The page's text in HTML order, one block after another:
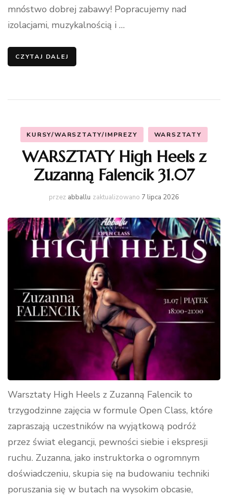
mnóstwo dobrej zabawy! Popracujemy nad
izolacjami, muzykalnością i …
CZYTAJ DALEJ
KURSY/WARSZTATY/IMPREZY WARSZTATY
WARSZTATY High Heels z
Zuzanną Falencik 31.07
przez abballu zaktualizowano 7 lipca 2026
Warsztaty High Heels z Zuzanną Falencik to
trzygodzinne zajęcia w formule Open Class, które
zapraszają uczestników na wyjątkową podróż
przez świat elegancji, pewności siebie i ekspresji
ruchu. Zuzanna, jako instruktorka o ogromnym
doświadczeniu, skupia się na budowaniu techniki
poruszania się w butach na wysokim obcasie,